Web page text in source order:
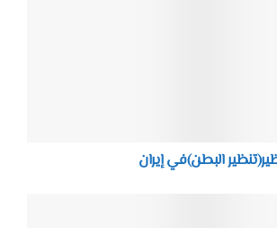
البطن)في إيران